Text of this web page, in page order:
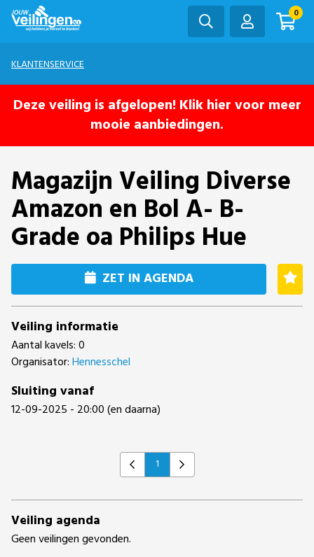
0
KLANTENSERVICE
Deze veiling is afgelopen! Klik hier voor meer
mooie aanbiedingen.
Magazijn Veiling Diverse
Amazon en Bol A- B-
Grade oa Philips Hue
ZET IN AGENDA
Veiling informatie
Aantal kavels: 0
Organisator:Hennesschel
Sluiting vanaf
12-09-2025 - 20:00 (en daarna)
Previous
1 Next
Veiling agenda
Geen veilingen gevonden.